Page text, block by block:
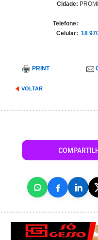
Cidade:
Telefone:
Celular: 18
PRINT
VOLTAR